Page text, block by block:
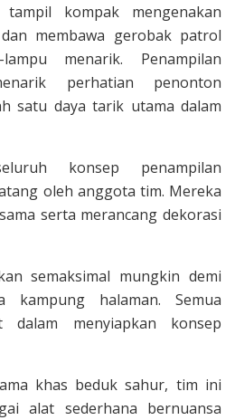
kompak mengenakan
membawa gerobak patrol
menarik. Penampilan
perhatian penonton
satu daya tarik utama dalam
konsep penampilan
oleh anggota tim. Mereka
serta merancang dekorasi
semaksimal mungkin demi
kampung halaman. Semua
menyiapkan konsep
khas beduk sahur, tim ini
alat sederhana bernuansa